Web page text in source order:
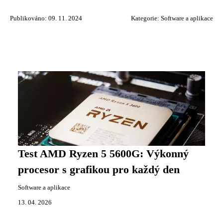
Publikováno: 09. 11. 2024 Kategorie: Software a aplikace
Test AMD Ryzen 5 5600G: Výkonný
procesor s grafikou pro každý den
Software a aplikace
13. 04. 2026